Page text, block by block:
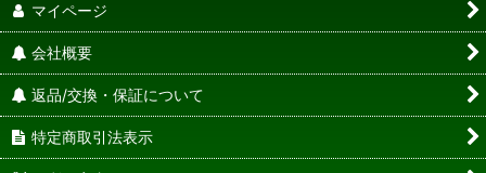
マイページ
会社概要
返品/交換・保証について
特定商取引法表示